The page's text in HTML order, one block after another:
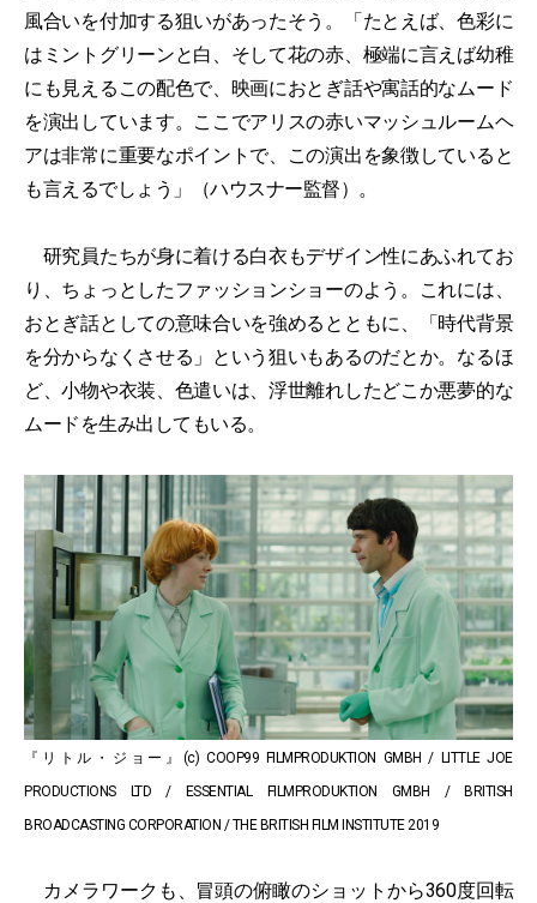
風合いを付加する狙いがあったそう。「たとえば、色彩に
はミントグリーンと白、そして花の赤、極端に言えば幼稚
にも見えるこの配色で、映画におとぎ話や寓話的なムード
を演出しています。ここでアリスの赤いマッシュルームヘ
アは非常に重要なポイントで、この演出を象徴していると
も言えるでしょう」（ハウスナー監督）。
研究員たちが身に着ける白衣もデザイン性にあふれてお
り、ちょっとしたファッションショーのよう。これには、
おとぎ話としての意味合いを強めるとともに、「時代背景
を分からなくさせる」という狙いもあるのだとか。なるほ
ど、小物や衣装、色遣いは、浮世離れしたどこか悪夢的な
ムードを生み出してもいる。
『リトル・ジョー』(c) COOP99 FILMPRODUKTION GMBH / LITTLE JOE
PRODUCTIONS LTD / ESSENTIAL FILMPRODUKTION GMBH / BRITISH
BROADCASTING CORPORATION / THE BRITISH FILM INSTITUTE 2019
カメラワークも、冒頭の俯瞰のショットから360度回転